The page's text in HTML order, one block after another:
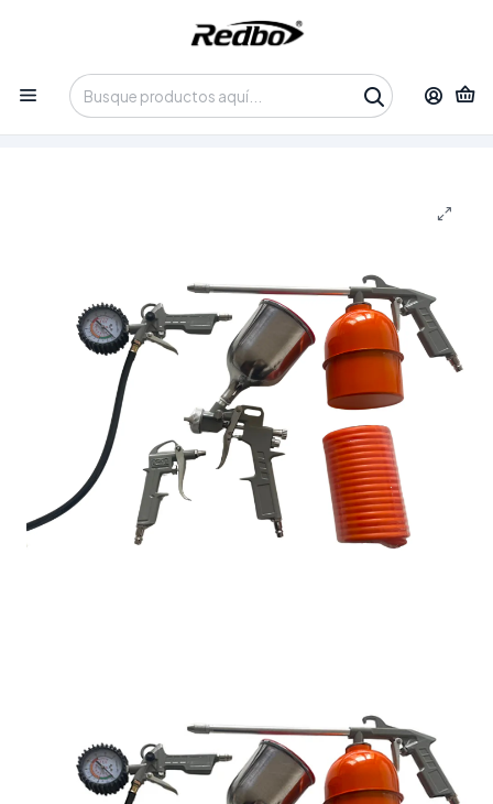
Tienda 100% Online con despacho a domicilio o retiro en
Oficina • Lun-Vie 09:30-14:00 / 15:00-17:30 • 📞 +56 9 3730 2311
Equipos de Potencia
Compresores de Aire
Kit Neumático de Accesorios para Compresor 5 Piezas